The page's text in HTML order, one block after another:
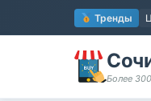
к
содержимому
Тренды
Более